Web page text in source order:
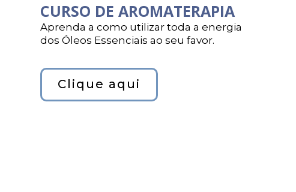
CURSO DE AROMATERAPIA
Aprenda a como utilizar toda a energia
dos Óleos Essenciais ao seu favor.
Clique aqui